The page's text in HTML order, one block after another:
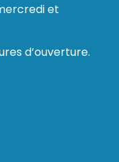
et
d’ouverture.